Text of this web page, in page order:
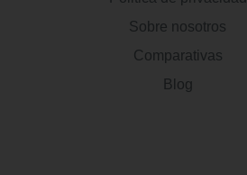
Sobre nosotros
Comparativas
Blog